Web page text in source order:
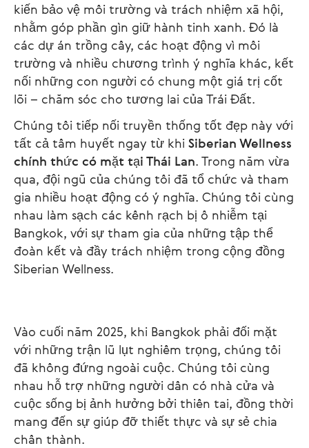
kiến bảo vệ môi trường và trách nhiệm xã hội,
nhằm góp phần gìn giữ hành tinh xanh. Đó là
các dự án trồng cây, các hoạt động vì môi
trường và nhiều chương trình ý nghĩa khác, kết
nối những con người có chung một giá trị cốt
lõi – chăm sóc cho tương lai của Trái Đất.
Chúng tôi tiếp nối truyền thống tốt đẹp này với
tất cả tâm huyết ngay từ khi Siberian Wellness
chính thức có mặt tại Thái Lan. Trong năm vừa
qua, đội ngũ của chúng tôi đã tổ chức và tham
gia nhiều hoạt động có ý nghĩa. Chúng tôi cùng
nhau làm sạch các kênh rạch bị ô nhiễm tại
Bangkok, với sự tham gia của những tập thể
đoàn kết và đầy trách nhiệm trong cộng đồng
Siberian Wellness.
Vào cuối năm 2025, khi Bangkok phải đối mặt
với những trận lũ lụt nghiêm trọng, chúng tôi
đã không đứng ngoài cuộc. Chúng tôi cùng
nhau hỗ trợ những người dân có nhà cửa và
cuộc sống bị ảnh hưởng bởi thiên tai, đồng thời
mang đến sự giúp đỡ thiết thực và sự sẻ chia
chân thành.